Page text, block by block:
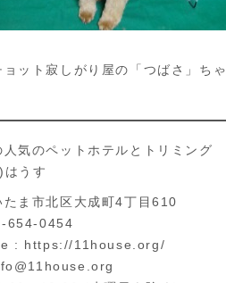
ット寂しがり屋の「つばさ」ち
人気のペットホテルとトリミング
うす
ま市北区大成町4丁目610
0454
: https://11house.org/